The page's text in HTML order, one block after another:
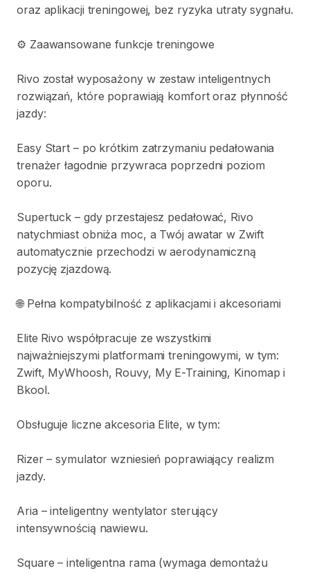
oraz aplikacji treningowej​,​ bez ryzyka utraty sygnału.
⚙️ Zaawansowane funkcje treningowe
Rivo został wyposażony w zestaw inteligentnych
rozwiązań​,​ które poprawiają komfort oraz płynność
jazdy:
Easy Start – po krótkim zatrzymaniu pedałowania
trenażer łagodnie przywraca poprzedni poziom
oporu.
Supertuck – gdy przestajesz pedałować​,​ Rivo
natychmiast obniża moc​,​ a Twój awatar w Zwift
automatycznie przechodzi w aerodynamiczną
pozycję zjazdową.
🌐 Pełna kompatybilność z aplikacjami i akcesoriami
Elite Rivo współpracuje ze wszystkimi
najważniejszymi platformami treningowymi​,​ w tym:
Zwift​,​ MyWhoosh​,​ Rouvy​,​ My E-Training​,​ Kinomap i
Bkool.
Obsługuje liczne akcesoria Elite​,​ w tym:
Rizer – symulator wzniesień poprawiający realizm
jazdy.
Aria – inteligentny wentylator sterujący
intensywnością nawiewu.
Square – inteligentna rama (wymaga demontażu